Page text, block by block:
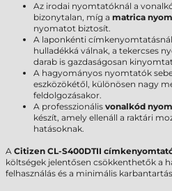
Az irodai nyomtatóknál a
bizonytalan, míg a matrica
nyomatot biztosít.
A laponkénti
hulladékká válnak, a tekercses
darab is gazdaságosan
A hagyományos nyomtatók
eszközökétől, különösen nagy
feldolgozásakor.
A professzionális vonalkód
készít, amely ellenáll a raktári
hatásoknak.
A Citizen CL-S400DTII
költségek jelentősen csökkenthetők a
felhasználás és a minimális